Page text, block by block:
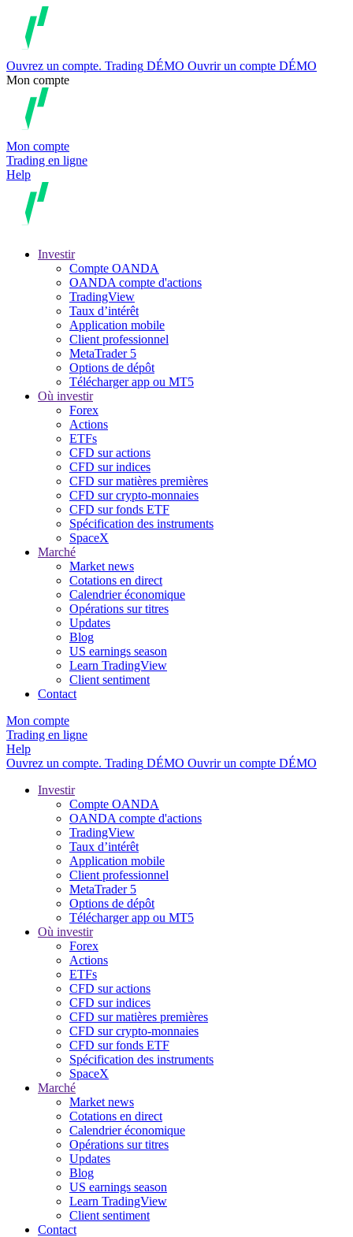
Ouvrez un compte. Trading DÉMO Ouvrir un compte DÉMO
Mon compte
Mon compte
Trading en ligne
Help
Investir
Compte OANDA
OANDA compte d'actions
TradingView
Taux d’intérêt
Application mobile
Client professionnel
MetaTrader 5
Options de dépôt
Télécharger app ou MT5
Où investir
Forex
Actions
ETFs
CFD sur actions
CFD sur indices
CFD sur matières premières
CFD sur crypto-monnaies
CFD sur fonds ETF
Spécification des instruments
SpaceX
Marché
Market news
Cotations en direct
Calendrier économique
Opérations sur titres
Updates
Blog
US earnings season
Learn TradingView
Client sentiment
Contact
Mon compte
Trading en ligne
Help
Ouvrez un compte. Trading DÉMO Ouvrir un compte DÉMO
Investir
Compte OANDA
OANDA compte d'actions
TradingView
Taux d’intérêt
Application mobile
Client professionnel
MetaTrader 5
Options de dépôt
Télécharger app ou MT5
Où investir
Forex
Actions
ETFs
CFD sur actions
CFD sur indices
CFD sur matières premières
CFD sur crypto-monnaies
CFD sur fonds ETF
Spécification des instruments
SpaceX
Marché
Market news
Cotations en direct
Calendrier économique
Opérations sur titres
Updates
Blog
US earnings season
Learn TradingView
Client sentiment
Contact